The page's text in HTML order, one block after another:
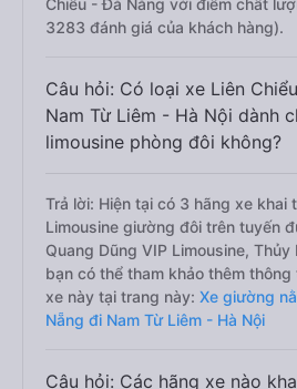
Chiểu - Đà Nẵng với điểm chất
3283 đánh giá của khách hàng).
Câu hỏi: Có loại xe Liên
Nam Từ Liêm - Hà Nội dành
limousine phòng đôi không?
Trả lời: Hiện tại có 3 hãng xe khai
Limousine giường đôi trên tuyến
Quang Dũng VIP Limousine, Thủy
bạn có thể tham khảo thêm
xe này tại trang này: Xe giường
Nẵng đi Nam Từ Liêm - Hà Nội
Câu hỏi: Các hãng xe nào